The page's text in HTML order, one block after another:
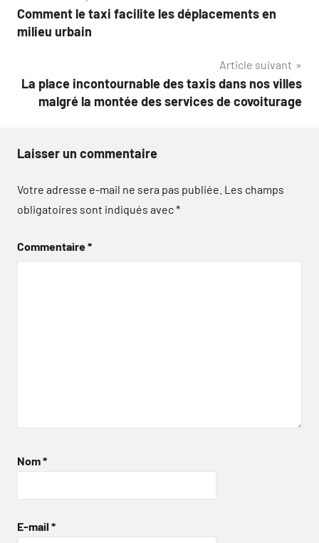
de
Comment le taxi facilite les déplacements en
milieu urbain
Article suivant
La place incontournable des taxis dans nos villes
malgré la montée des services de covoiturage
Laisser un commentaire
Votre adresse e-mail ne sera pas publiée. Les champs
obligatoires sont indiqués avec*
Commentaire*
Nom*
E-mail *